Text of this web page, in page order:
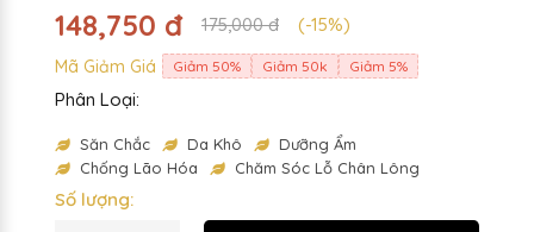
148,750 đ 175,000 đ (-15%)
Mã Giảm Giá Giảm 50% Giảm 50k Giảm 5%
Phân Loại:
Săn Chắc Da Khô
Dưỡng Ẩm
Chống Lão Hóa
Chăm Sóc Lỗ Chân Lông
Số lượng: